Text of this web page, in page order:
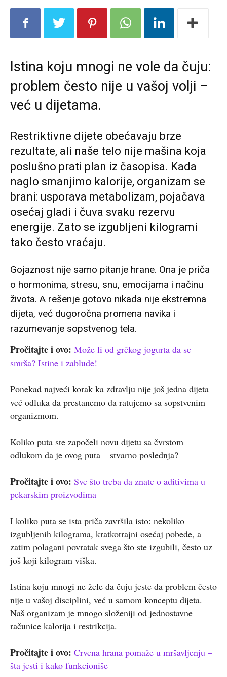
Istina koju mnogi ne vole da čuju:
problem često nije u vašoj volji –
već u dijetama.
Restriktivne dijete obećavaju brze
rezultate, ali naše telo nije mašina koja
poslušno prati plan iz časopisa. Kada
naglo smanjimo kalorije, organizam se
brani: usporava metabolizam, pojačava
osećaj gladi i čuva svaku rezervu
energije. Zato se izgubljeni kilogrami
tako često vraćaju.
Gojaznost nije samo pitanje hrane. Ona je priča
o hormonima, stresu, snu, emocijama i načinu
života. A rešenje gotovo nikada nije ekstremna
dijeta, već dugoročna promena navika i
razumevanje sopstvenog tela.
Pročitajte i ovo: Može li od grčkog jogurta da se
smrša? Istine i zablude!
Ponekad najveći korak ka zdravlju nije još jedna dijeta –
već odluka da prestanemo da ratujemo sa sopstvenim
organizmom.
Koliko puta ste započeli novu dijetu sa čvrstom
odlukom da je ovog puta – stvarno poslednja?
Pročitajte i ovo: Sve što treba da znate o aditivima u
pekarskim proizvodima
I koliko puta se ista priča završila isto: nekoliko
izgubljenih kilograma, kratkotrajni osećaj pobede, a
zatim polagani povratak svega što ste izgubili, često uz
još koji kilogram viška.
Istina koju mnogi ne žele da čuju jeste da problem često
nije u vašoj disciplini, već u samom konceptu dijeta.
Naš organizam je mnogo složeniji od jednostavne
računice kalorija i restrikcija.
Pročitajte i ovo: Crvena hrana pomaže u mršavljenju –
šta jesti i kako funkcioniše